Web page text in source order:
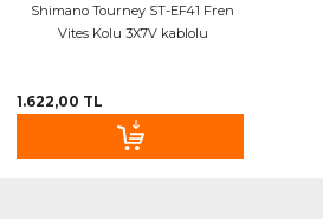
Shimano Tourney ST-EF41 Fren
Vites Kolu 3X7V kablolu
1.622,00 TL